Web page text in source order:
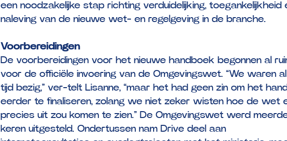
een noodzakelijke stap richting verduidelijking, toegankelijkheid
naleving van de nieuwe wet- en regelgeving in de branche.
Voorbereidingen
De voorbereidingen voor het nieuwe handboek begonnen al
voor de officiële invoering van de Omgevingswet. “We waren
tijd bezig,” ver-telt Lisanne, “maar het had geen zin om het
eerder te finaliseren, zolang we niet zeker wisten hoe de wet
precies uit zou komen te zien.” De Omgevingswet werd
keren uitgesteld. Ondertussen nam Drive deel aan